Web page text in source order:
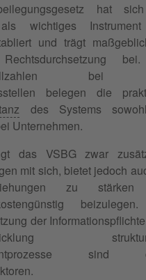
hat
wichtiges
und trägt
bei
belegen die
des Systems
Unternehmen.
das VSBG zwar
mit sich, bietet jedoch
zu
der
sind